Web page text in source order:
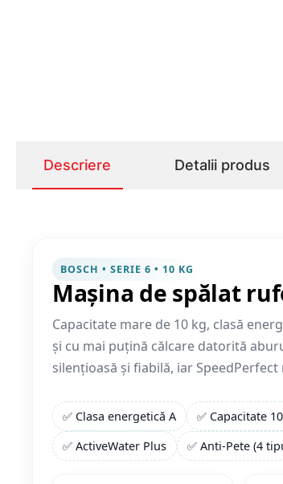
Descriere Detalii produs
BOSCH • SERIE 6 • 10 KG
Mașina de spălat
Capacitate mare de 10 kg, clasă
și cu mai puțină călcare datorită
silențioasă și fiabilă, iar
✅ Clasa energetică A ✅ Capacitate
✅ ActiveWater Plus
✅ Anti-Pete (4